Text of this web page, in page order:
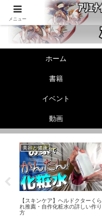
ホーム
書籍
イベント
動画
美容と健康
【スキンケア】ヘルドクターくら
れ推薦・自作化粧水の詳しい作り
方
メニュー